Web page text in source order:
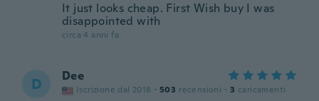
It just looks cheap. First Wish buy I was
disappointed with
circa 4 anni fa
D Dee
Iscrizione dal 2018 · 503 recensioni · 3 caricamenti